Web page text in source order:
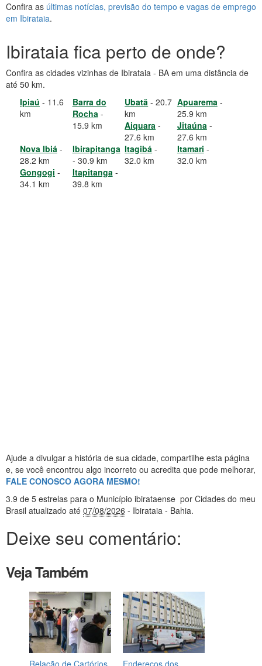
Confira as últimas notícias, previsão do tempo e vagas de emprego
em Ibirataia.
Ibirataia fica perto de onde?
Confira as cidades vizinhas de Ibirataia - BA em uma distância de
até 50 km.
Ipiaú - 11.6
km
Barra do
Rocha-
15.9 km
Ubatã - 20.7
km
Apuarema-
25.9 km
Aiquara -
27.6 km
Jitaúna-
27.6 km
Nova Ibiá -
28.2 km
Ibirapitanga
- 30.9 km
Itagibá -
32.0 km
Itamari -
32.0 km
Gongogi -
34.1 km
Itapitanga-
39.8 km
Ajude a divulgar a história de sua cidade, compartilhe esta página
e, se você encontrou algo incorreto ou acredita que pode melhorar,
FALE CONOSCO AGORA MESMO!
3.9 de 5 estrelas para o Município ibirataense por Cidades do meu
Brasil atualizado até 07/08/2026 - Ibirataia - Bahia.
Deixe seu comentário:
Veja Também
Relação de Cartórios Endereços dos